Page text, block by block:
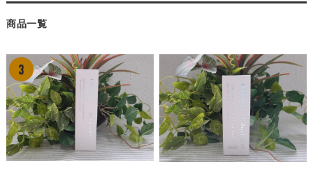
商品一覧